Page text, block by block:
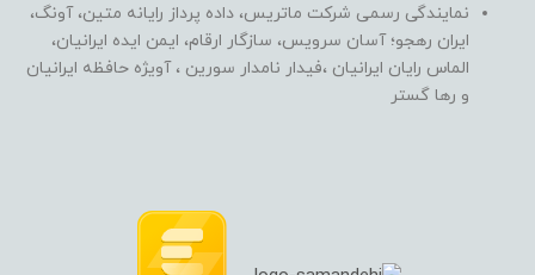
نمایندگی رسمی شرکت ماتریس، داده پرداز رایانه متین، آونگ،
ایران رهجو؛ آسان سرویس، سازگار ارقام، ایمن ایده ایرانیان،
الماس رایان ایرانیان ،فیدار نامدار سورین ، آویژه حافظه ایرانیان
و رها گستر